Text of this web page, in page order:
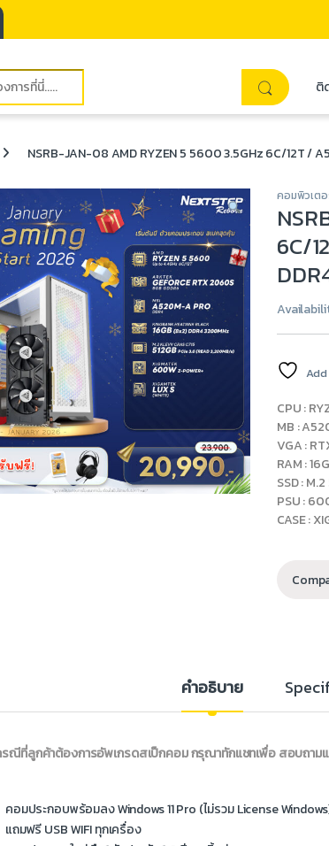
ติ
NSRB-JAN-08 AMD RYZEN 5 5600 3.5GHz 6C/12T /
คอมพิวเต
6C/
CPU :
MB :
VGA :
RAM :
SSD :
PSU :
CASE :
คำอธิบาย
ณีที่ลูกค้าต้องการอัพเกรดสเป็กคอม กรุณาทักแชทเพื่อ สอบถาม
คอมประกอบพร้อมลง Windows 11 Pro (ไม่รวม License
แถมฟรี USB WIFI ทุกเครื่อง